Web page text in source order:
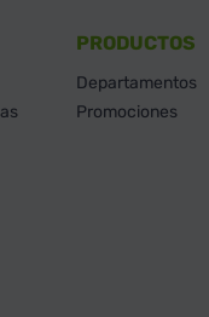
PRODUCTOS
Departamentos
Promociones